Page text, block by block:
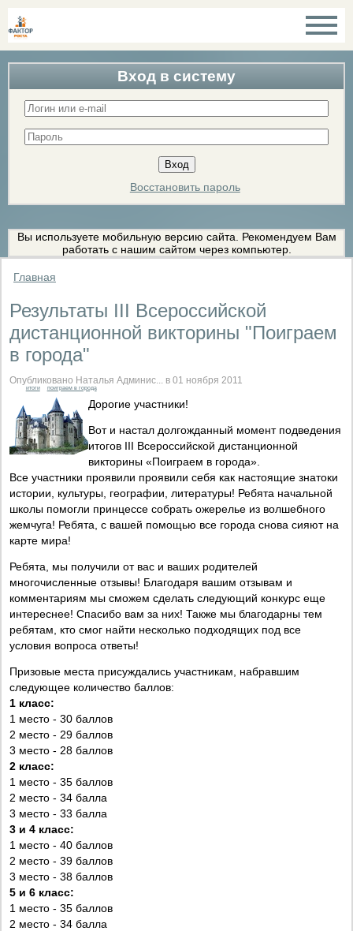
Вход в систему
Восстановить пароль
Вы используете мобильную версию сайта. Рекомендуем Вам
работать с нашим сайтом через компьютер.
Главная
Результаты III Всероссийской
дистанционной викторины "Поиграем
в города"
Опубликовано Наталья Админис... в 01 ноября 2011
итоги поиграем в города
Дорогие участники!
Вот и настал долгожданный момент подведения
итогов III Всероссийской дистанционной
викторины «Поиграем в города».
Все участники проявили проявили себя как настоящие знатоки
истории, культуры, географии, литературы! Ребята начальной
школы помогли принцессе собрать ожерелье из волшебного
жемчуга! Ребята, с вашей помощью все города снова сияют на
карте мира!
Ребята, мы получили от вас и ваших родителей
многочисленные отзывы! Благодаря вашим отзывам и
комментариям мы сможем сделать следующий конкурс еще
интереснее! Спасибо вам за них! Также мы благодарны тем
ребятам, кто смог найти несколько подходящих под все
условия вопроса ответы!
Призовые места присуждались участникам, набравшим
следующее количество баллов:
1 класс:
1 место - 30 баллов
2 место - 29 баллов
3 место - 28 баллов
2 класс:
1 место - 35 баллов
2 место - 34 балла
3 место - 33 балла
3 и 4 класс:
1 место - 40 баллов
2 место - 39 баллов
3 место - 38 баллов
5 и 6 класс:
1 место - 35 баллов
2 место - 34 балла